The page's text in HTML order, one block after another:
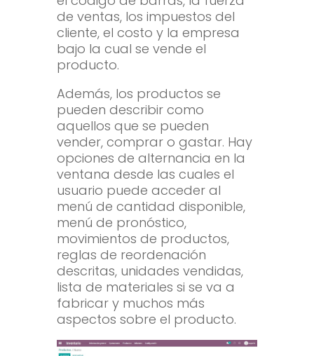
de ventas, los impuestos del
cliente, el costo y la empresa
bajo la cual se vende el
producto.
Además, los productos se
pueden describir como
aquellos que se pueden
vender, comprar o gastar. Hay
opciones de alternancia en la
ventana desde las cuales el
usuario puede acceder al
menú de cantidad disponible,
menú de pronóstico,
movimientos de productos,
reglas de reordenación
descritas, unidades vendidas,
lista de materiales si se va a
fabricar y muchos más
aspectos sobre el producto.